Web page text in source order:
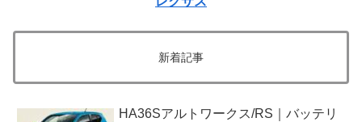
新着記事
HA36Sアルトワークス/RS｜バッテリ